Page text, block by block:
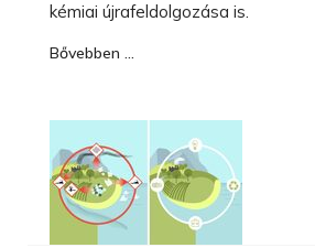
kémiai újrafeldolgozása is.
Bővebben …